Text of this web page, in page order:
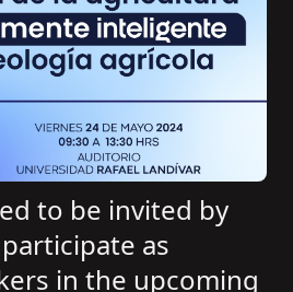
to be invited by
as
in the upcoming